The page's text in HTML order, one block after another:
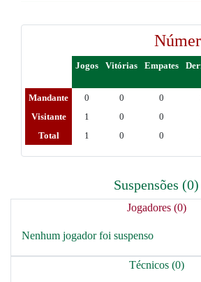
Jogos Vitórias Empates
Mandante 0 0 0
Visitante
1 0 0
Total
1 0 0
Suspensões (0)
Jogadores (0)
Nenhum jogador foi suspenso
Técnicos (0)